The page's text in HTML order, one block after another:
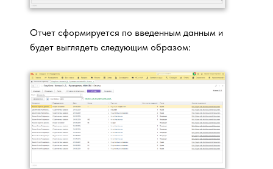
Отчет сформируется по введенным данным и
будет выглядеть следующим образом: